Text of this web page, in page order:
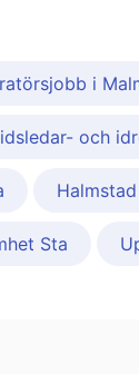
i
och
Halmstad
Sta